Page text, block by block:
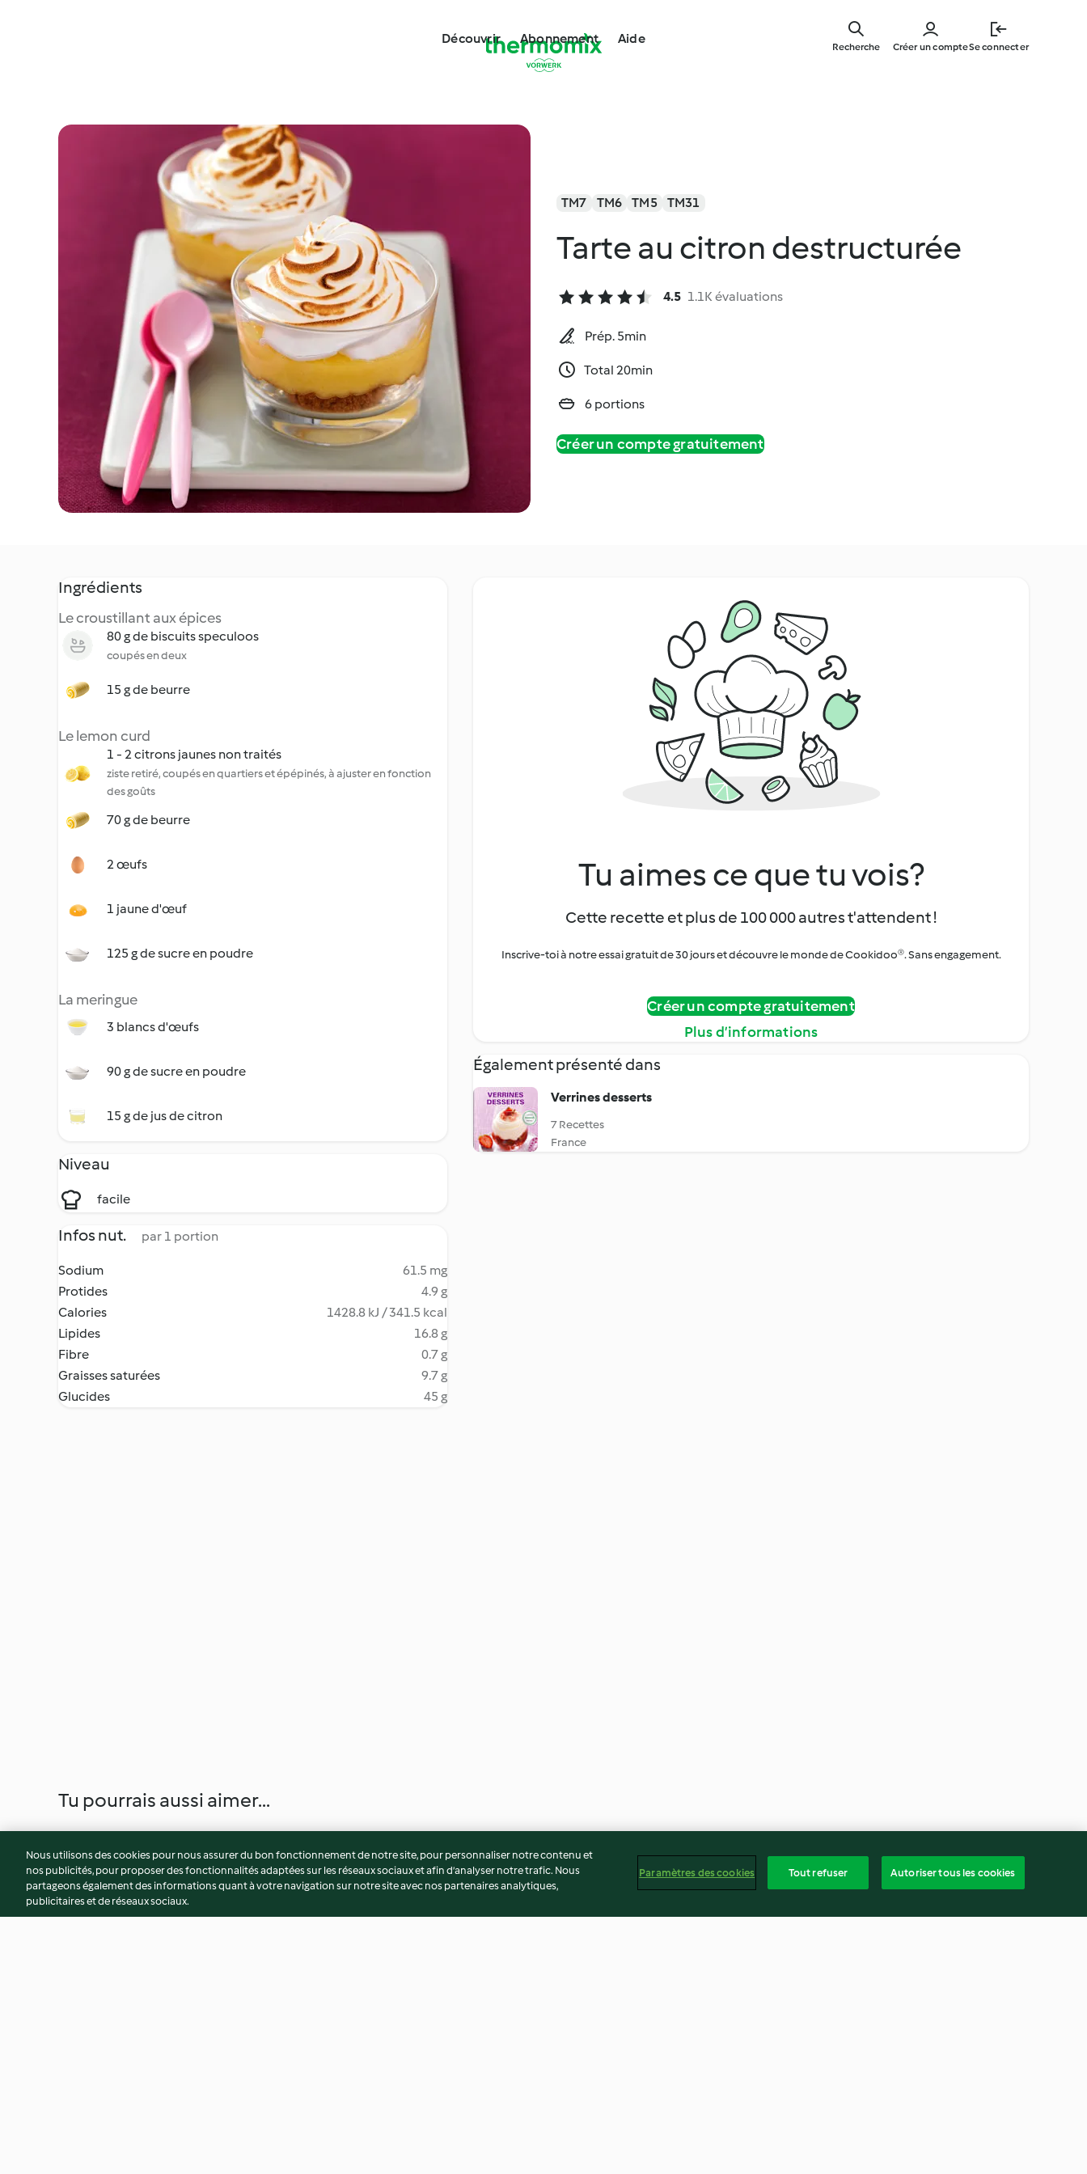
main
Découvrir Abonnement Aide
Créer un compteSe connecter
Recherche
TM7 TM6 TM5 TM31
Tarte au citron destructurée
4.5 1.1K évaluations
Prép. 5min
Total 20min
6 portions
Créer un compte gratuitement
Ingrédients
Le croustillant aux épices
80 g de biscuits speculoos
coupés en deux
15 g de beurre
Le lemon curd
1 - 2 citrons jaunes non traités
ziste retiré, coupés en quartiers et épépinés, à ajuster en fonction
des goûts
70 g de beurre
2 œufs
1 jaune d'œuf
125 g de sucre en poudre
La meringue
3 blancs d'œufs
90 g de sucre en poudre
15 g de jus de citron
Niveau
facile
Infos nut. par 1 portion
Sodium
61.5 mg
Protides
4.9 g
Calories
1428.8 kJ / 341.5 kcal
Lipides
16.8 g
Fibre
0.7 g
Graisses saturées
9.7 g
Glucides
45 g
Tu aimes ce que tu vois?
Cette recette et plus de 100 000 autres t'attendent !
Inscrive-toi à notre essai gratuit de 30 jours et découvre le monde de Cookidoo®. Sans engagement.
Créer un compte gratuitement
Plus d’informations
Également présenté dans
Verrines desserts
7 Recettes
France
Tu pourrais aussi aimer...
Nous utilisons des cookies pour nous assurer du bon fonctionnement de notre site, pour personnaliser notre contenu et
nos publicités, pour proposer des fonctionnalités adaptées sur les réseaux sociaux et afin d’analyser notre trafic. Nous
partageons également des informations quant à votre navigation sur notre site avec nos partenaires analytiques,
publicitaires et de réseaux sociaux.
Paramètres des cookies Tout refuser Autoriser tous les cookies